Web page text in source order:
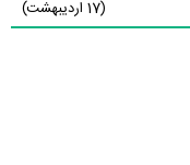
(17 اردیبهشت)